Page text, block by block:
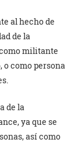
al hecho de
de la
militante
como persona
de la
ya que se
así como